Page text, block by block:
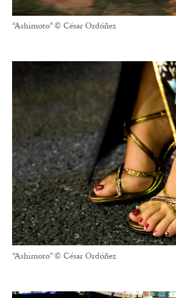
“Ashimoto” © César Ordóñez
“Ashimoto” © César Ordóñez